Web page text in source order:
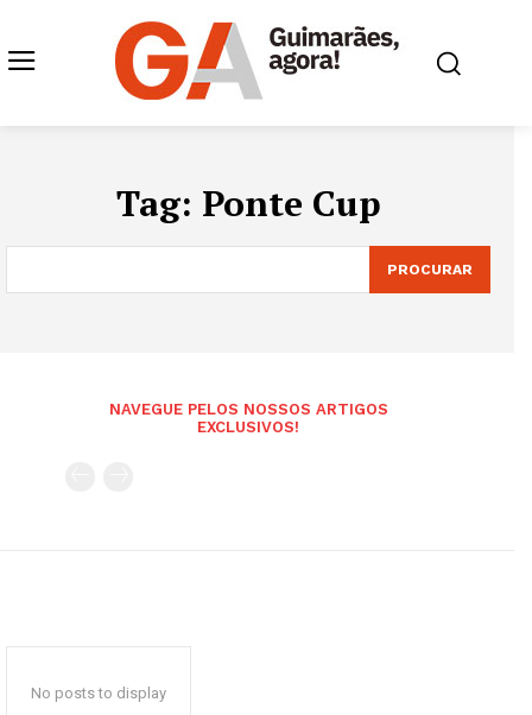
Tag: Ponte Cup
PROCURAR
NAVEGUE PELOS NOSSOS ARTIGOS
EXCLUSIVOS!
No posts to display